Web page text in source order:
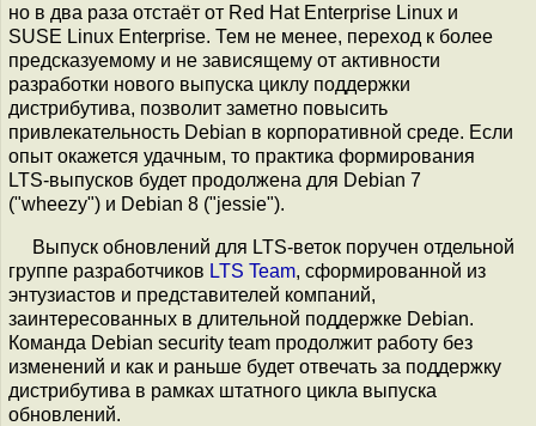
но в два раза отстаёт от Red Hat Enterprise Linux и
SUSE Linux Enterprise. Тем не менее, переход к более
предсказуемому и не зависящему от активности
разработки нового выпуска циклу поддержки
дистрибутива, позволит заметно повысить
привлекательность Debian в корпоративной среде. Если
опыт окажется удачным, то практика формирования
LTS-выпусков будет продолжена для Debian 7
("wheezy") и Debian 8 ("jessie").
Выпуск обновлений для LTS-веток поручен отдельной
группе разработчиков LTS Team, сформированной из
энтузиастов и представителей компаний,
заинтересованных в длительной поддержке Debian.
Команда Debian security team продолжит работу без
изменений и как и раньше будет отвечать за поддержку
дистрибутива в рамках штатного цикла выпуска
обновлений.